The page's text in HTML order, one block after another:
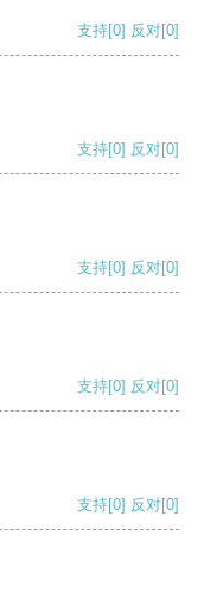
支持[0] 反对[0]
支持[0] 反对[0]
支持[0] 反对[0]
支持[0] 反对[0]
支持[0] 反对[0]